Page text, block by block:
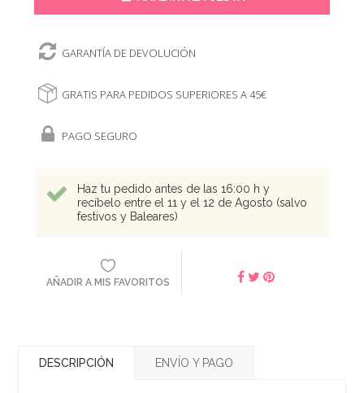
GARANTÍA DE DEVOLUCIÓN
GRATIS PARA PEDIDOS SUPERIORES A 45€
PAGO SEGURO
Haz tu pedido antes de las 16:00 h y
recíbelo entre el 11 y el 12 de Agosto (salvo
festivos y Baleares)
AÑADIR A MIS FAVORITOS
DESCRIPCIÓN ENVÍO Y PAGO